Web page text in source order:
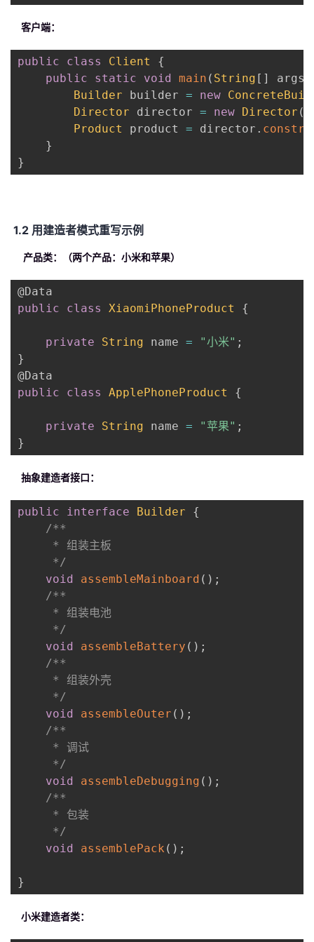
客户端：
public class Client
{
public
static void main ( String [ ] args
Builder builder = new
Director director = new Director (
Product
product = director .
}
}
1.2 用建造者模式重写示例
产品类：（两个产品：小米和苹果）
@Data
public
class XiaomiPhoneProduct {
private String name = "小米" ;
}
@Data
public
class ApplePhoneProduct {
private String name = "苹果" ;
}
抽象建造者接口：
public interface Builder
{
/**
     * 组装主板
     */
void
assembleMainboard ( ) ;
/**
     * 组装电池
     */
void
assembleBattery ( ) ;
/**
     * 组装外壳
     */
void
assembleOuter ( ) ;
/**
     * 调试
     */
void
assembleDebugging ( ) ;
/**
     * 包装
     */
void
assemblePack ( ) ;
}
小米建造者类：